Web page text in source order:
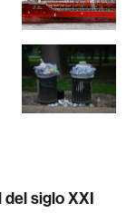
siglo XXI